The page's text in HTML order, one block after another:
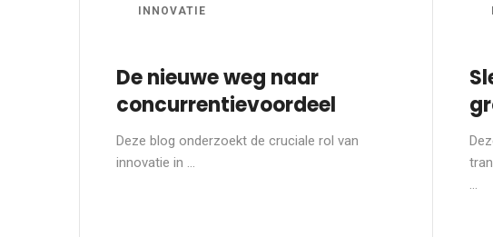
INNOVATIE
De nieuwe weg naar
concurrentievoordeel
Deze blog onderzoekt de cruciale rol van
innovatie in ...
...